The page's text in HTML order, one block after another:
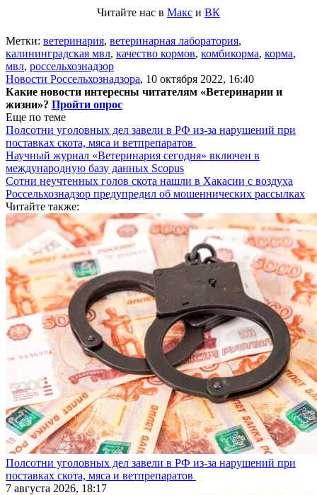
Читайте нас в Макс и ВК
Метки: ветеринария, ветеринарная лаборатория,
калининградская мвл, качество кормов, комбикорма, корма,
мвл, россельхознадзор
Новости Россельхознадзора, 10 октября 2022, 16:40
Какие новости интересны читателям «Ветеринарии и
жизни»? Пройти опрос
Еще по теме
Полсотни уголовных дел завели в РФ из-за нарушений при
поставках скота, мяса и ветпрепаратов
Научный журнал «Ветеринария сегодня» включен в
международную базу данных Scopus
Сотни неучтенных голов скота нашли в Хакасии с воздуха
Россельхознадзор предупредил об мошеннических рассылках
Читайте также:
Полсотни уголовных дел завели в РФ из-за нарушений при
поставках скота, мяса и ветпрепаратов
7 августа 2026, 18:17